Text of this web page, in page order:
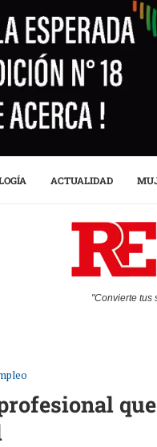
ACTUALIDAD
"Convierte tus